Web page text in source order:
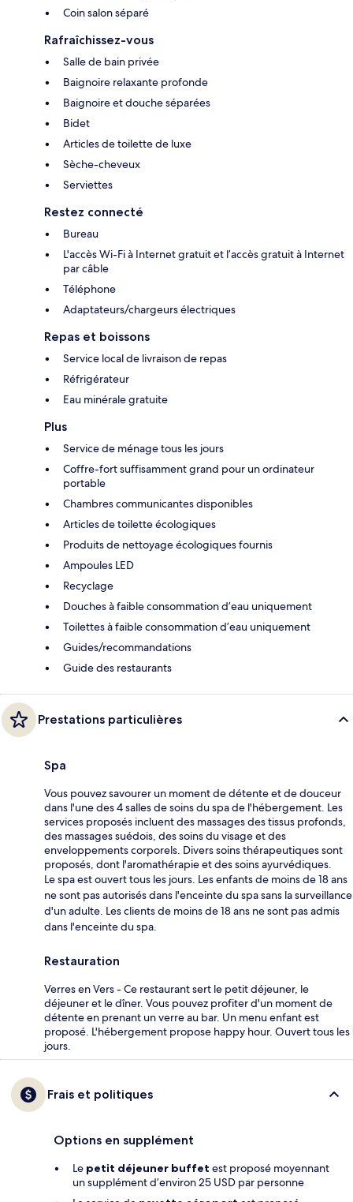
Coin salon séparé
Rafraîchissez-vous
Salle de bain privée
Baignoire relaxante profonde
Baignoire et douche séparées
Bidet
Articles de toilette de luxe
Sèche-cheveux
Serviettes
Restez connecté
Bureau
L'accès Wi-Fi à Internet gratuit et l’accès gratuit à Internet
par câble
Téléphone
Adaptateurs/chargeurs électriques
Repas et boissons
Service local de livraison de repas
Réfrigérateur
Eau minérale gratuite
Plus
Service de ménage tous les jours
Coffre-fort suffisamment grand pour un ordinateur
portable
Chambres communicantes disponibles
Articles de toilette écologiques
Produits de nettoyage écologiques fournis
Ampoules LED
Recyclage
Douches à faible consommation d’eau uniquement
Toilettes à faible consommation d’eau uniquement
Guides/recommandations
Guide des restaurants
Prestations particulières
Spa
Vous pouvez savourer un moment de détente et de douceur
dans l'une des 4 salles de soins du spa de l'hébergement. Les
services proposés incluent des massages des tissus profonds,
des massages suédois, des soins du visage et des
enveloppements corporels. Divers soins thérapeutiques sont
proposés, dont l'aromathérapie et des soins ayurvédiques.
Le spa est ouvert tous les jours. Les enfants de moins de 18 ans
ne sont pas autorisés dans l'enceinte du spa sans la surveillance
d'un adulte. Les clients de moins de 18 ans ne sont pas admis
dans l'enceinte du spa.
Restauration
Verres en Vers - Ce restaurant sert le petit déjeuner, le
déjeuner et le dîner. Vous pouvez profiter d'un moment de
détente en prenant un verre au bar. Un menu enfant est
proposé. L'hébergement propose happy hour. Ouvert tous les
jours.
Frais et politiques
Options en supplément
Le petit déjeuner buffet est proposé moyennant
un supplément d’environ 25 USD par personne